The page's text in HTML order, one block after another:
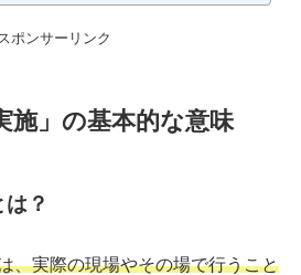
スポンサーリンク
施」の基本的な意味
は？
、実際の現場やその場で行うこと